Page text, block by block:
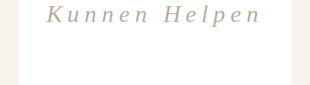
Kunnen Helpen